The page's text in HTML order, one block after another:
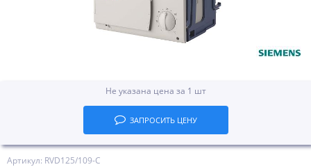
Артикул: RVD125/109-C
Не указана цена за 1 шт
ЗАПРОСИТЬ ЦЕНУ